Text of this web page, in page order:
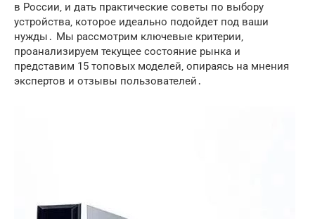
в России‚ и дать практические советы по выбору
устройства‚ которое идеально подойдет под ваши
нужды․ Мы рассмотрим ключевые критерии‚
проанализируем текущее состояние рынка и
представим 15 топовых моделей‚ опираясь на мнения
экспертов и отзывы пользователей․